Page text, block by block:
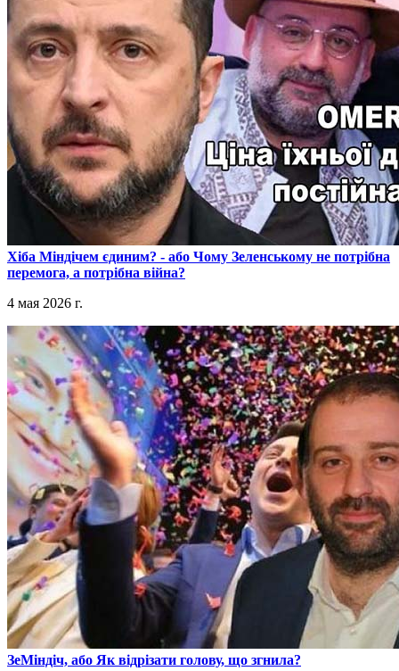
​Хіба Міндічем єдиним? - або Чому Зеленському не потрібна
перемога, а потрібна війна?
4 мая 2026 г.
​ЗеМіндіч, або Як відрізати голову, що згнила?